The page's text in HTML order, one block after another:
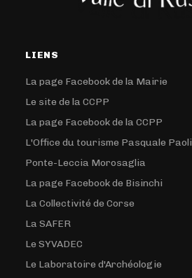
LIENS
La page Facebook de la Mairie
Le site de la CCPP
La page Facebook de la CCPP
L'Office du tourisme Pasquale Paoli
Ponte-Leccia Morosaglia
La page Facebook de Bisinchi
La Collectivité de Corse
La SAFER
Le SYVADEC
Le Laboratoire d'Archéologie